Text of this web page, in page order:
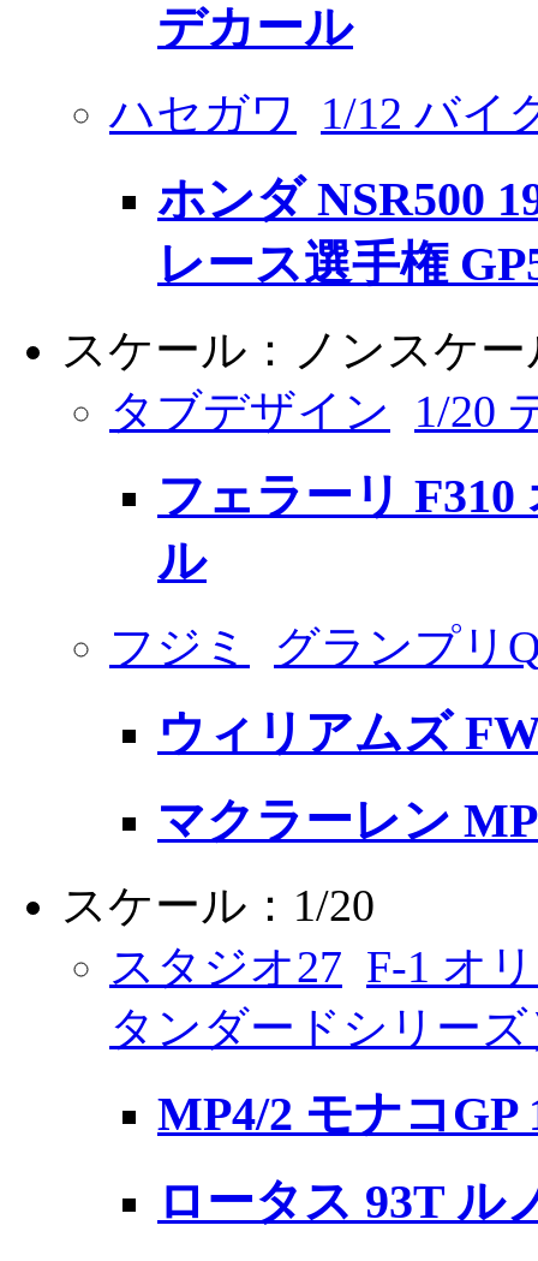
デカール
ハセガワ 1/12 バイ
ホンダ NSR500
レース選手権
スケール：ノンスケー
タブデザイン
1/20
フェラーリ
ル
フジミ グランプリ
ウィリアムズ
マクラーレン
スケール：1/20
スタジオ27 F-1 オ
タンダードシリー
MP4/2 モナコGP
ロータス 93T ル